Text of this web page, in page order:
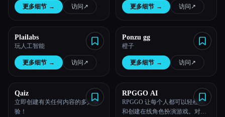
更多细节 → 访问 ↗︎ 更多细节 → 访问 ↗︎
Plailabs
玩人工智能
更多细节 → 访问 ↗︎
Ponzu gg
橙子
更多细节 → 访问 ↗︎
Qaiz
立即创建有关任何内容的多人测
验！
RPGGO AI
RPGGO 让每个人都可以轻松玩
和创建在线角色扮演游戏。对于